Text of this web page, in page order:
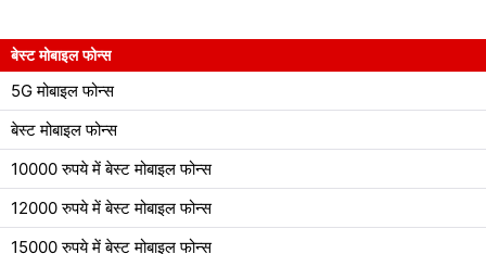
बेस्ट मोबाइल फोन्स
5G मोबाइल फोन्स
बेस्ट मोबाइल फोन्स
10000 रुपये में बेस्ट मोबाइल फोन्स
12000 रुपये में बेस्ट मोबाइल फोन्स
15000 रुपये में बेस्ट मोबाइल फोन्स